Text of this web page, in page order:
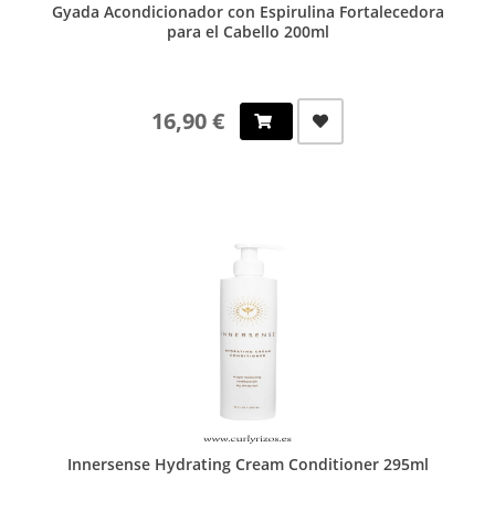
Gyada Acondicionador con Espirulina Fortalecedora
para el Cabello 200ml
16,90 €
Innersense Hydrating Cream Conditioner 295ml